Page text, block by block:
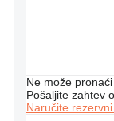
Ne može
Pošaljite zahtev
Naručite